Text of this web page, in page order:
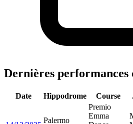
Dernières
Date Hippodrome Course
Palermo
Premio
Emma